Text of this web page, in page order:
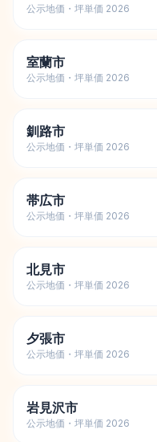
公示地価・坪単価 2026
室蘭市
公示地価・坪単価 2026
釧路市
公示地価・坪単価 2026
帯広市
公示地価・坪単価 2026
北見市
公示地価・坪単価 2026
夕張市
公示地価・坪単価 2026
岩見沢市
公示地価・坪単価 2026